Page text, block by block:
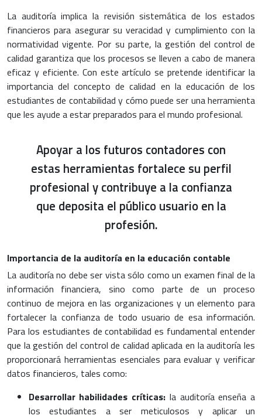
La auditoría implica la revisión sistemática de los estados
financieros para asegurar su veracidad y cumplimiento con la
normatividad vigente. Por su parte, la gestión del control de
calidad garantiza que los procesos se lleven a cabo de manera
eficaz y eficiente. Con este artículo se pretende identificar la
importancia del concepto de calidad en la educación de los
estudiantes de contabilidad y cómo puede ser una herramienta
que les ayude a estar preparados para el mundo profesional.
Apoyar a los futuros contadores con
estas herramientas fortalece su perfil
profesional y contribuye a la confianza
que deposita el público usuario en la
profesión.
Importancia de la auditoría en la educación contable
La auditoría no debe ser vista sólo como un examen final de la
información financiera, sino como parte de un proceso
continuo de mejora en las organizaciones y un elemento para
fortalecer la confianza de todo usuario de esa información.
Para los estudiantes de contabilidad es fundamental entender
que la gestión del control de calidad aplicada en la auditoría les
proporcionará herramientas esenciales para evaluar y verificar
datos financieros, tales como:
Desarrollar habilidades críticas: la auditoría enseña a
los estudiantes a ser meticulosos y aplicar un